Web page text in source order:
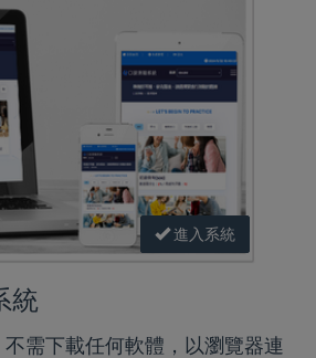
進入系統
統
需下載任何軟體，以瀏覽器連